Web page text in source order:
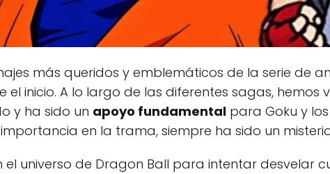
más queridos y emblemáticos de la serie de
el inicio. A lo largo de las diferentes sagas, hemos
y ha sido un apoyo fundamental para Goku y
en la trama, siempre ha sido un
universo de Dragon Ball para intentar desvelar